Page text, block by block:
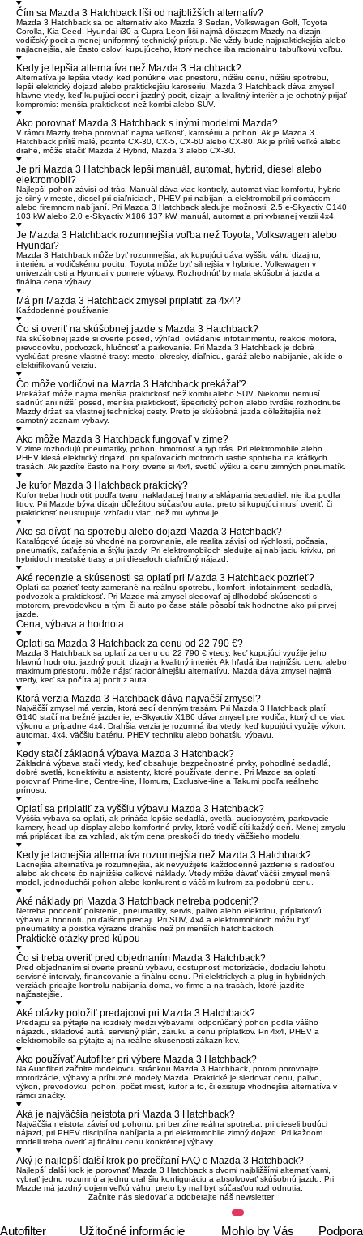
Čím sa Mazda 3 Hatchback líši od najbližších alternatív?
Mazda 3 Hatchback sa od alternatív ako Mazda 3 Sedan, Volkswagen Golf, Toyota
Corolla, Kia Ceed, Hyundai i30 a Cupra Leon líši najmä dôrazom Mazdy na dizajn,
vodičský pocit a menej uniformný technický prístup. Nie vždy bude najpraktickejšia alebo
najlacnejšia, ale často osloví kupujúceho, ktorý nechce iba racionálnu tabuľkovú voľbu.
Kedy je lepšia alternatíva než Mazda 3 Hatchback?
Alternatíva je lepšia vtedy, keď ponúkne viac priestoru, nižšiu cenu, nižšiu spotrebu,
lepší elektrický dojazd alebo praktickejšiu karosériu. Mazda 3 Hatchback dáva zmysel
hlavne vtedy, keď kupujúci ocení jazdný pocit, dizajn a kvalitný interiér a je ochotný prijať
kompromis: menšia praktickosť než kombi alebo SUV.
Ako porovnať Mazda 3 Hatchback s inými modelmi Mazda?
V rámci Mazdy treba porovnať najmä veľkosť, karosériu a pohon. Ak je Mazda 3
Hatchback príliš malé, pozrite CX-30, CX-5, CX-60 alebo CX-80. Ak je príliš veľké alebo
drahé, môže stačiť Mazda 2 Hybrid, Mazda 3 alebo CX-30.
Je pri Mazda 3 Hatchback lepší manuál, automat, hybrid, diesel alebo
elektromobil?
Najlepší pohon závisí od trás. Manuál dáva viac kontroly, automat viac komfortu, hybrid
je silný v meste, diesel pri diaľniciach, PHEV pri nabíjaní a elektromobil pri domácom
alebo firemnom nabíjaní. Pri Mazda 3 Hatchback sledujte možnosti: 2.5 e-Skyactiv G140
103 kW alebo 2.0 e-Skyactiv X186 137 kW, manuál, automat a pri vybranej verzii 4x4.
Je Mazda 3 Hatchback rozumnejšia voľba než Toyota, Volkswagen alebo
Hyundai?
Mazda 3 Hatchback môže byť rozumnejšia, ak kupujúci dáva vyššiu váhu dizajnu,
interiéru a vodičskému pocitu. Toyota môže byť silnejšia v hybride, Volkswagen v
univerzálnosti a Hyundai v pomere výbavy. Rozhodnúť by mala skúšobná jazda a
finálna cena výbavy.
Má pri Mazda 3 Hatchback zmysel priplatiť za 4x4?
Každodenné používanie
Čo si overiť na skúšobnej jazde s Mazda 3 Hatchback?
Na skúšobnej jazde si overte posed, výhľad, ovládanie infotainmentu, reakcie motora,
prevodovku, podvozok, hlučnosť a parkovanie. Pri Mazda 3 Hatchback je dobré
vyskúšať presne vlastné trasy: mesto, okresky, diaľnicu, garáž alebo nabíjanie, ak ide o
elektrifikovanú verziu.
Čo môže vodičovi na Mazda 3 Hatchback prekážať?
Prekážať môže najmä menšia praktickosť než kombi alebo SUV. Niekomu nemusí
sadnúť ani nižší posed, menšia praktickosť, špecifický pohon alebo tvrdšie rozhodnutie
Mazdy držať sa vlastnej technickej cesty. Preto je skúšobná jazda dôležitejšia než
samotný zoznam výbavy.
Ako môže Mazda 3 Hatchback fungovať v zime?
V zime rozhodujú pneumatiky, pohon, hmotnosť a typ trás. Pri elektromobile alebo
PHEV klesá elektrický dojazd, pri spaľovacích motoroch rastie spotreba na krátkych
trasách. Ak jazdíte často na hory, overte si 4x4, svetlú výšku a cenu zimných pneumatík.
Je kufor Mazda 3 Hatchback praktický?
Kufor treba hodnotiť podľa tvaru, nakladacej hrany a sklápania sedadiel, nie iba podľa
litrov. Pri Mazde býva dizajn dôležitou súčasťou auta, preto si kupujúci musí overiť, či
praktickosť neustupuje vzhľadu viac, než mu vyhovuje.
Ako sa dívať na spotrebu alebo dojazd Mazda 3 Hatchback?
Katalógové údaje sú vhodné na porovnanie, ale realita závisí od rýchlosti, počasia,
pneumatík, zaťaženia a štýlu jazdy. Pri elektromobiloch sledujte aj nabíjaciu krivku, pri
hybridoch mestské trasy a pri dieseloch diaľničný nájazd.
Aké recenzie a skúsenosti sa oplatí pri Mazda 3 Hatchback pozrieť?
Oplatí sa pozrieť testy zamerané na reálnu spotrebu, komfort, infotainment, sedadlá,
podvozok a praktickosť. Pri Mazde má zmysel sledovať aj dlhodobé skúsenosti s
motorom, prevodovkou a tým, či auto po čase stále pôsobí tak hodnotne ako pri prvej
jazde.
Cena, výbava a hodnota
Oplatí sa Mazda 3 Hatchback za cenu od 22 790 €?
Mazda 3 Hatchback sa oplatí za cenu od 22 790 € vtedy, keď kupujúci využije jeho
hlavnú hodnotu: jazdný pocit, dizajn a kvalitný interiér. Ak hľadá iba najnižšiu cenu alebo
maximum priestoru, môže nájsť racionálnejšiu alternatívu. Mazda dáva zmysel najmä
vtedy, keď sa počíta aj pocit z auta.
Ktorá verzia Mazda 3 Hatchback dáva najväčší zmysel?
Najväčší zmysel má verzia, ktorá sedí denným trasám. Pri Mazda 3 Hatchback platí:
G140 stačí na bežné jazdenie, e-Skyactiv X186 dáva zmysel pre vodiča, ktorý chce viac
výkonu a prípadne 4x4. Drahšia verzia je rozumná iba vtedy, keď kupujúci využije výkon,
automat, 4x4, väčšiu batériu, PHEV techniku alebo bohatšiu výbavu.
Kedy stačí základná výbava Mazda 3 Hatchback?
Základná výbava stačí vtedy, keď obsahuje bezpečnostné prvky, pohodlné sedadlá,
dobré svetlá, konektivitu a asistenty, ktoré používate denne. Pri Mazde sa oplatí
porovnať Prime-line, Centre-line, Homura, Exclusive-line a Takumi podľa reálneho
prínosu.
Oplatí sa priplatiť za vyššiu výbavu Mazda 3 Hatchback?
Vyššia výbava sa oplatí, ak prináša lepšie sedadlá, svetlá, audiosystém, parkovacie
kamery, head-up display alebo komfortné prvky, ktoré vodič cíti každý deň. Menej zmyslu
má priplácať iba za vzhľad, ak tým cena preskočí do triedy väčšieho modelu.
Kedy je lacnejšia alternatíva rozumnejšia než Mazda 3 Hatchback?
Lacnejšia alternatíva je rozumnejšia, ak nevyužijete každodenné jazdenie s radosťou
alebo ak chcete čo najnižšie celkové náklady. Vtedy môže dávať väčší zmysel menší
model, jednoduchší pohon alebo konkurent s väčším kufrom za podobnú cenu.
Aké náklady pri Mazda 3 Hatchback netreba podceniť?
Netreba podceniť poistenie, pneumatiky, servis, palivo alebo elektrinu, príplatkovú
výbavu a hodnotu pri ďalšom predaji. Pri SUV, 4x4 a elektromobiloch môžu byť
pneumatiky a poistka výrazne drahšie než pri menších hatchbackoch.
Praktické otázky pred kúpou
Čo si treba overiť pred objednaním Mazda 3 Hatchback?
Pred objednaním si overte presnú výbavu, dostupnosť motorizácie, dodaciu lehotu,
servisné intervaly, financovanie a finálnu cenu. Pri elektrických a plug-in hybridných
verziách pridajte kontrolu nabíjania doma, vo firme a na trasách, ktoré jazdíte
najčastejšie.
Aké otázky položiť predajcovi pri Mazda 3 Hatchback?
Predajcu sa pýtajte na rozdiely medzi výbavami, odporúčaný pohon podľa vášho
nájazdu, skladové autá, servisný plán, záruku a cenu príplatkov. Pri 4x4, PHEV a
elektromobile sa pýtajte aj na reálne skúsenosti zákazníkov.
Ako používať Autofilter pri výbere Mazda 3 Hatchback?
Na Autofilteri začnite modelovou stránkou Mazda 3 Hatchback, potom porovnajte
motorizácie, výbavy a príbuzné modely Mazda. Praktické je sledovať cenu, palivo,
výkon, prevodovku, pohon, počet miest, kufor a to, či existuje vhodnejšia alternatíva v
rámci značky.
Aká je najväčšia neistota pri Mazda 3 Hatchback?
Najväčšia neistota závisí od pohonu: pri benzíne reálna spotreba, pri dieseli budúci
nájazd, pri PHEV disciplína nabíjania a pri elektromobile zimný dojazd. Pri každom
modeli treba overiť aj finálnu cenu konkrétnej výbavy.
Aký je najlepší ďalší krok po prečítaní FAQ o Mazda 3 Hatchback?
Najlepší ďalší krok je porovnať Mazda 3 Hatchback s dvomi najbližšími alternatívami,
vybrať jednu rozumnú a jednu drahšiu konfiguráciu a absolvovať skúšobnú jazdu. Pri
Mazde má jazdný dojem veľkú váhu, preto by mal byť súčasťou rozhodnutia.
Začnite nás sledovať a odoberajte náš newsletter
Autofilter Užitočné informácie Mohlo by Vás Podpora